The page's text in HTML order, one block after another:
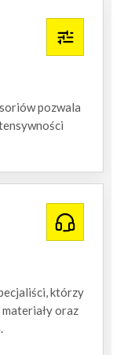
pozwala
którzy
oraz